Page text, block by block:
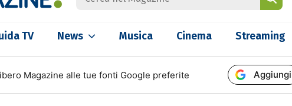
TV News Musica Cinema Streaming
Magazine alle tue fonti Google preferite Aggiungi